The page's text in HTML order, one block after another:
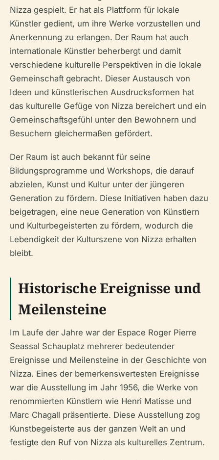
Nizza gespielt. Er hat als Plattform für lokale
Künstler gedient, um ihre Werke vorzustellen und
Anerkennung zu erlangen. Der Raum hat auch
internationale Künstler beherbergt und damit
verschiedene kulturelle Perspektiven in die lokale
Gemeinschaft gebracht. Dieser Austausch von
Ideen und künstlerischen Ausdrucksformen hat
das kulturelle Gefüge von Nizza bereichert und ein
Gemeinschaftsgefühl unter den Bewohnern und
Besuchern gleichermaßen gefördert.
Der Raum ist auch bekannt für seine
Bildungsprogramme und Workshops, die darauf
abzielen, Kunst und Kultur unter der jüngeren
Generation zu fördern. Diese Initiativen haben dazu
beigetragen, eine neue Generation von Künstlern
und Kulturbegeisterten zu fördern, wodurch die
Lebendigkeit der Kulturszene von Nizza erhalten
bleibt.
Historische Ereignisse und
Meilensteine
Im Laufe der Jahre war der Espace Roger Pierre
Seassal Schauplatz mehrerer bedeutender
Ereignisse und Meilensteine in der Geschichte von
Nizza. Eines der bemerkenswertesten Ereignisse
war die Ausstellung im Jahr 1956, die Werke von
renommierten Künstlern wie Henri Matisse und
Marc Chagall präsentierte. Diese Ausstellung zog
Kunstbegeisterte aus der ganzen Welt an und
festigte den Ruf von Nizza als kulturelles Zentrum.